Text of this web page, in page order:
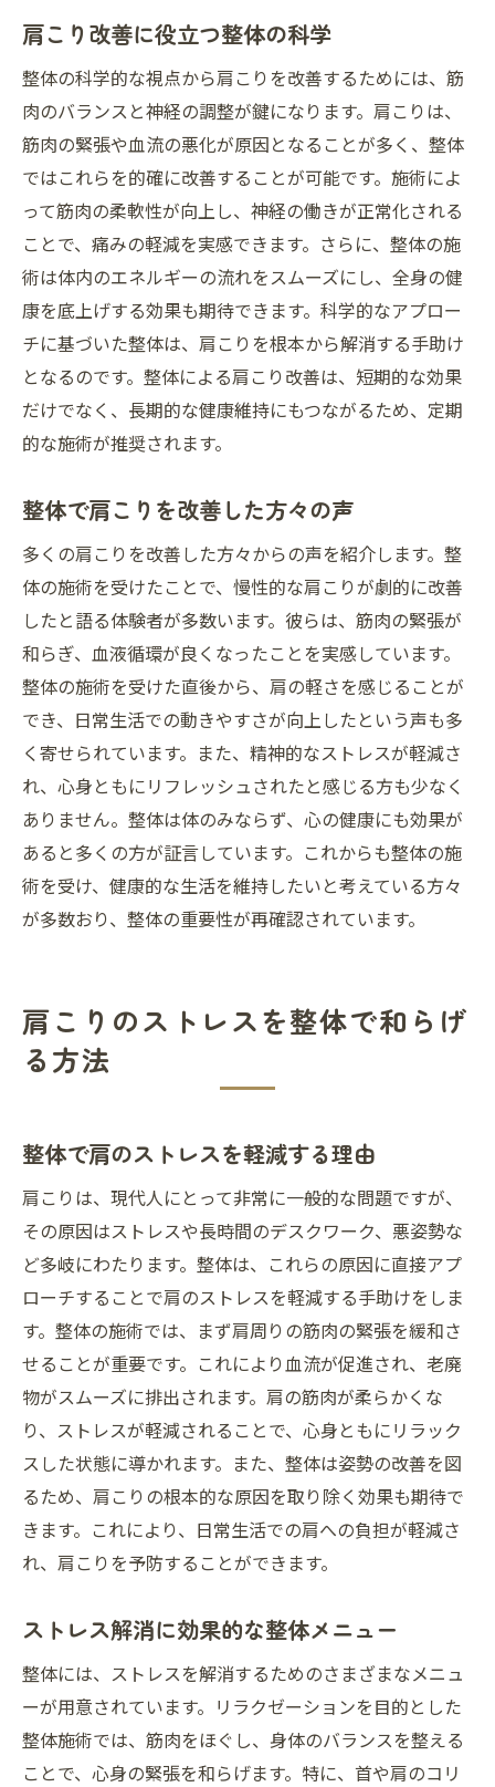
肩こり改善に役立つ整体の科学
整体の科学的な視点から肩こりを改善するためには、筋
肉のバランスと神経の調整が鍵になります。肩こりは、
筋肉の緊張や血流の悪化が原因となることが多く、整体
ではこれらを的確に改善することが可能です。施術によ
って筋肉の柔軟性が向上し、神経の働きが正常化される
ことで、痛みの軽減を実感できます。さらに、整体の施
術は体内のエネルギーの流れをスムーズにし、全身の健
康を底上げする効果も期待できます。科学的なアプロー
チに基づいた整体は、肩こりを根本から解消する手助け
となるのです。整体による肩こり改善は、短期的な効果
だけでなく、長期的な健康維持にもつながるため、定期
的な施術が推奨されます。
整体で肩こりを改善した方々の声
多くの肩こりを改善した方々からの声を紹介します。整
体の施術を受けたことで、慢性的な肩こりが劇的に改善
したと語る体験者が多数います。彼らは、筋肉の緊張が
和らぎ、血液循環が良くなったことを実感しています。
整体の施術を受けた直後から、肩の軽さを感じることが
でき、日常生活での動きやすさが向上したという声も多
く寄せられています。また、精神的なストレスが軽減さ
れ、心身ともにリフレッシュされたと感じる方も少なく
ありません。整体は体のみならず、心の健康にも効果が
あると多くの方が証言しています。これからも整体の施
術を受け、健康的な生活を維持したいと考えている方々
が多数おり、整体の重要性が再確認されています。
肩こりのストレスを整体で和らげ
る方法
整体で肩のストレスを軽減する理由
肩こりは、現代人にとって非常に一般的な問題ですが、
その原因はストレスや長時間のデスクワーク、悪姿勢な
ど多岐にわたります。整体は、これらの原因に直接アプ
ローチすることで肩のストレスを軽減する手助けをしま
す。整体の施術では、まず肩周りの筋肉の緊張を緩和さ
せることが重要です。これにより血流が促進され、老廃
物がスムーズに排出されます。肩の筋肉が柔らかくな
り、ストレスが軽減されることで、心身ともにリラック
スした状態に導かれます。また、整体は姿勢の改善を図
るため、肩こりの根本的な原因を取り除く効果も期待で
きます。これにより、日常生活での肩への負担が軽減さ
れ、肩こりを予防することができます。
ストレス解消に効果的な整体メニュー
整体には、ストレスを解消するためのさまざまなメニュ
ーが用意されています。リラクゼーションを目的とした
整体施術では、筋肉をほぐし、身体のバランスを整える
ことで、心身の緊張を和らげます。特に、首や肩のコリ